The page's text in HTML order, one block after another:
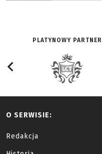
PLATYNOWY PARTNER
O SERWISIE:
Redakcja